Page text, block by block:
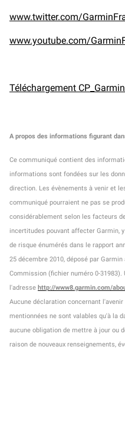
www.twitter.com/
www.youtube.com/
Téléchargement
A propos des informations figurant
Ce communiqué contient des
informations sont fondées sur les
direction. Les évènements à venir et
communiqué pourraient ne pas se
considérablement selon les facteurs
incertitudes pouvant affecter Garmin,
de risque énumérés dans le rapport
25 décembre 2010, déposé par
Commission (fichier numéro 0-
l'adresse http://www8.garmin.com/
Aucune déclaration concernant
mentionnées ne sont valables qu'à la
aucune obligation de mettre à jour ou
raison de nouveaux renseignements,